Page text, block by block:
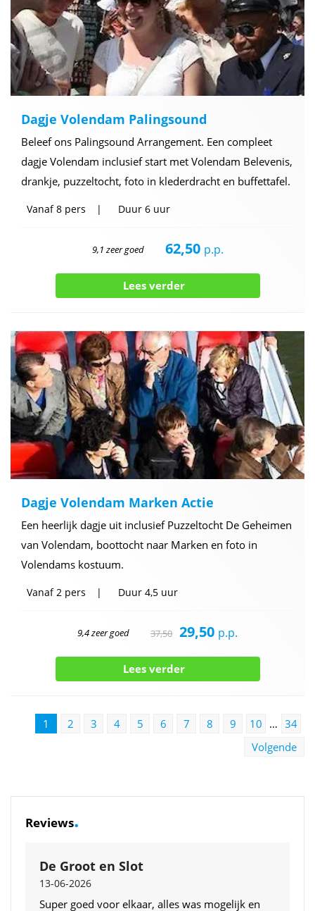
Dagje Volendam Palingsound
Beleef ons Palingsound Arrangement. Een compleet
dagje Volendam inclusief start met Volendam Belevenis,
drankje, puzzeltocht, foto in klederdracht en buffettafel.
Vanaf8 pers Duur 6 uur
9,1 zeer goed 62,50 p.p.
Lees verder
Dagje Volendam Marken Actie
Een heerlijk dagje uit inclusief Puzzeltocht De Geheimen
van Volendam, boottocht naar Marken en foto in
Volendams kostuum.
Vanaf2 pers Duur 4,5 uur
9,4 zeer goed 37,50 29,50 p.p.
Lees verder
1 2 3 4 5 6 7 8 9 10 … 34
Volgende
Reviews.
De Groot en Slot
13-06-2026
Super goed voor elkaar, alles was mogelijk en